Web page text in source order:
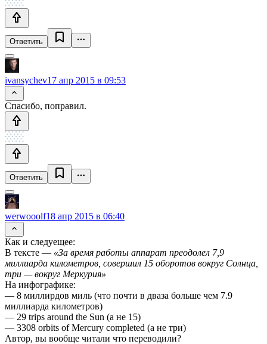
Ответить
ivansychev17 апр 2015 в 09:53
Спасибо, поправил.
Ответить
werwooolf18 апр 2015 в 06:40
Как и следуещее:
В тексте — «За время работы аппарат преодолел 7,9
миллиарда километров, совершил 15 оборотов вокруг Солнца,
три — вокруг Меркурия»
На инфографике:
— 8 миллирдов миль (что почти в дваза больше чем 7.9
миллиарда километров)
— 29 trips around the Sun (а не 15)
— 3308 orbits of Mercury completed (а не три)
Автор, вы вообще читали что переводили?